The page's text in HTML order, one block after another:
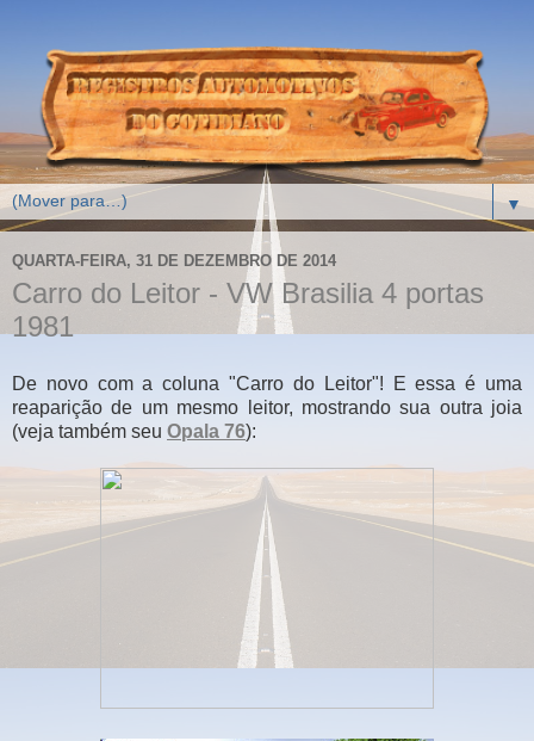
▼
QUARTA-FEIRA, 31 DE DEZEMBRO DE 2014
Carro do Leitor - VW Brasilia 4 portas
1981
De novo com a coluna "Carro do Leitor"! E essa é uma
reaparição de um mesmo leitor, mostrando sua outra joia
(veja também seu Opala 76):